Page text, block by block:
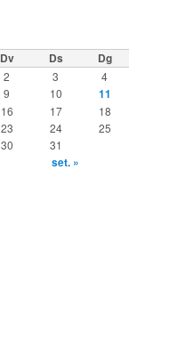
Dv Ds Dg
2 3
4
9 10 11
16 17
18
23 24
25
30 31
set. »